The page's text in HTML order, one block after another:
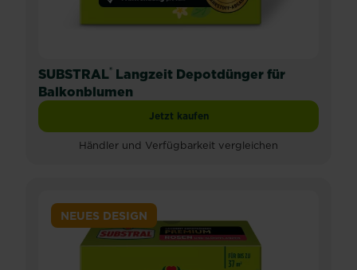
SUBSTRAL® Langzeit Depotdünger für
Balkonblumen
Jetzt kaufenSUBSTRAL® Langzeit Depotdünger
Händler und Verfügbarkeit vergleichen
NEUES DESIGN